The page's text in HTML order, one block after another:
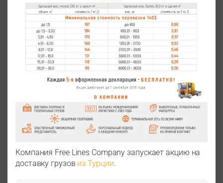
Компания Free Lines Company запускает акцию на
доставку грузов из Турции.